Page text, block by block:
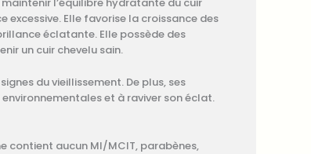
excessive. Elle favorise la croissance des
éclatante. Elle possède des
un cuir chevelu sain.
du vieillissement. De plus, ses
et à raviver son éclat.
contient aucun MI/MCIT, parabènes,